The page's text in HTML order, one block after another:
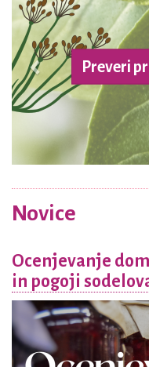
Novice
Ocenjevanje
in pogoji